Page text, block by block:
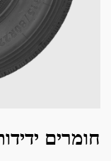
חומרים